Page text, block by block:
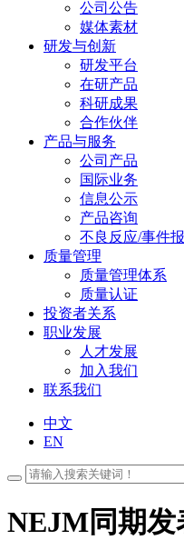
公司公告
媒体素材
研发与创新
研发平台
在研产品
科研成果
合作伙伴
产品与服务
公司产品
国际业务
信息公示
产品咨询
不良反应/事件
质量管理
质量管理体系
质量认证
投资者关系
职业发展
人才发展
加入我们
联系我们
中文
EN
NEJM同期发